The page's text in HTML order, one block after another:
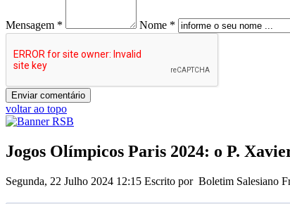
Mensagem * Nome *
voltar ao topo
Jogos Olímpicos Paris 2024: o P.
Segunda, 22 Julho 2024 12:15 Escrito por Boletim Salesiano